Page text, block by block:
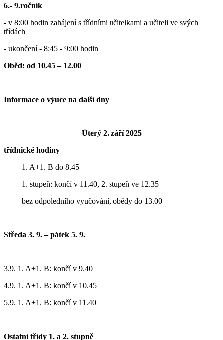
6.- 9.ročník
- v 8:00 hodin zahájení s třídními učitelkami a učiteli ve svých
třídách
- ukončení - 8:45 - 9:00 hodin
Oběd: od 10.45 – 12.00
Informace o výuce na další dny
Úterý 2. září 2025
třídnické hodiny
1. A+1. B do 8.45
1. stupeň: končí v 11.40, 2. stupeň ve 12.35
bez odpoledního vyučování, obědy do 13.00
Středa 3. 9. – pátek 5. 9.
3.9. 1. A+1. B: končí v 9.40
4.9. 1. A+1. B: končí v 10.45
5.9. 1. A+1. B: končí v 11.40
Ostatní třídy 1. a 2. stupně